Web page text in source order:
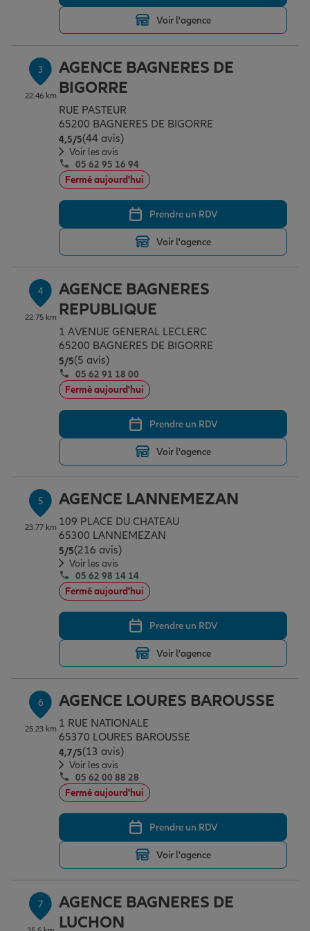
Garantie des accidents de la vie
Assurance scolaire
Protection juridique
Tous nos devis d'assurance
Voir l'agence
3
22.46 km
AGENCE BAGNERES DE
BIGORRE
RUE PASTEUR
65200 BAGNERES DE BIGORRE
4,5/5Note de 4.5 sur 5
(44 avis)
Voir les avis
05 62 95 16 94
Fermé aujourd'hui
Prendre un RDV
Voir l'agence
4
22.75 km
AGENCE BAGNERES
REPUBLIQUE
1 AVENUE GENERAL LECLERC
65200 BAGNERES DE BIGORRE
5/5Note de 5 sur 5
(5 avis)
05 62 91 18 00
Fermé aujourd'hui
Prendre un RDV
Voir l'agence
5
23.77 km
AGENCE LANNEMEZAN
109 PLACE DU CHATEAU
65300 LANNEMEZAN
5/5Note de 5 sur 5
(216 avis)
Voir les avis
05 62 98 14 14
Fermé aujourd'hui
Prendre un RDV
Voir l'agence
6
25.23 km
AGENCE LOURES BAROUSSE
1 RUE NATIONALE
65370 LOURES BAROUSSE
4,7/5Note de 4.7 sur 5
(13 avis)
Voir les avis
05 62 00 88 28
Fermé aujourd'hui
Prendre un RDV
Voir l'agence
7
AGENCE BAGNERES DE
LUCHON